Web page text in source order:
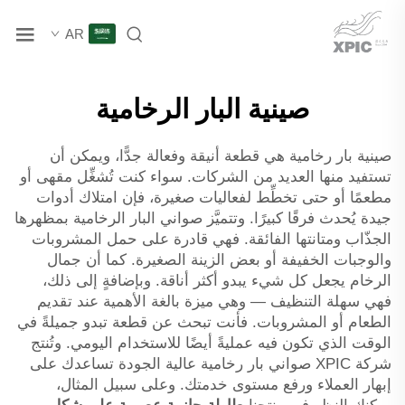
AR
صينية البار الرخامية
صينية بار رخامية هي قطعة أنيقة وفعالة جدًّا، ويمكن أن
تستفيد منها العديد من الشركات. سواء كنت تُشغِّل مقهى أو
مطعمًا أو حتى تخطِّط لفعاليات صغيرة، فإن امتلاك أدوات
جيدة يُحدث فرقًا كبيرًا. وتتميَّز صواني البار الرخامية بمظهرها
الجذّاب ومتانتها الفائقة. فهي قادرة على حمل المشروبات
والوجبات الخفيفة أو بعض الزينة الصغيرة. كما أن جمال
الرخام يجعل كل شيء يبدو أكثر أناقة. وبإضافةٍ إلى ذلك،
فهي سهلة التنظيف — وهي ميزة بالغة الأهمية عند تقديم
الطعام أو المشروبات. فأنت تبحث عن قطعة تبدو جميلةً في
الوقت الذي تكون فيه عمليةً أيضًا للاستخدام اليومي. وتُنتج
شركة XPIC صواني بار رخامية عالية الجودة تساعدك على
إبهار العملاء ورفع مستوى خدمتك. وعلى سبيل المثال،